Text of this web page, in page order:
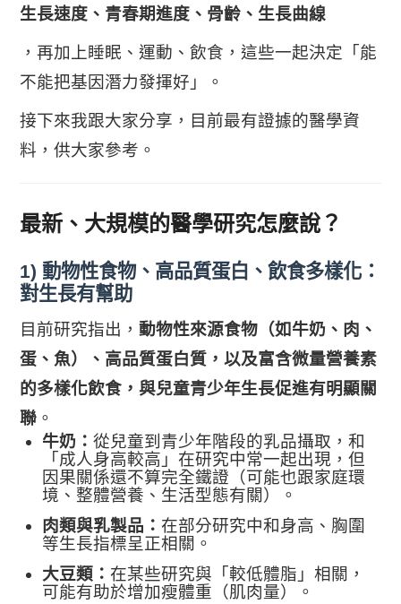
生長速度、青春期進度、骨齡、生長曲線
，再加上睡眠、運動、飲食，這些一起決定「能
不能把基因潛力發揮好」。
接下來我跟大家分享，目前最有證據的醫學資
料，供大家參考。
最新、大規模的醫學研究怎麼說？
1) 動物性食物、高品質蛋白、飲食多樣化：
對生長有幫助
目前研究指出，動物性來源食物（如牛奶、肉、
蛋、魚）、高品質蛋白質，以及富含微量營養素
的多樣化飲食，與兒童青少年生長促進有明顯關
聯 。
牛奶：從兒童到青少年階段的乳品攝取，和
「成人身高較高」在研究中常一起出現，但
因果關係還不算完全鐵證（可能也跟家庭環
境、整體營養、生活型態有關）。
肉類與乳製品：在部分研究中和身高、胸圍
等生長指標呈正相關。
大豆類：在某些研究與「較低體脂」相關，
可能有助於增加瘦體重（肌肉量）。